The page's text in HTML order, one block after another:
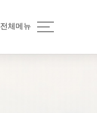
전체메뉴